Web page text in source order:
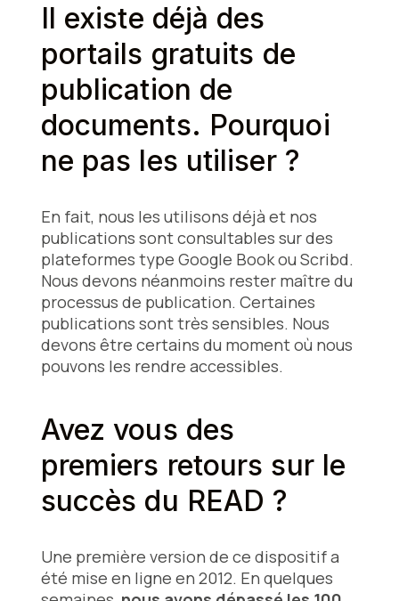
Il existe déjà des
portails gratuits de
publication de
documents. Pourquoi
ne pas les utiliser ?
En fait, nous les utilisons déjà et nos
publications sont consultables sur des
plateformes type Google Book ou Scribd.
Nous devons néanmoins rester maître du
processus de publication. Certaines
publications sont très sensibles. Nous
devons être certains du moment où nous
pouvons les rendre accessibles.
Avez vous des
premiers retours sur le
succès du READ ?
Une première version de ce dispositif a
été mise en ligne en 2012. En quelques